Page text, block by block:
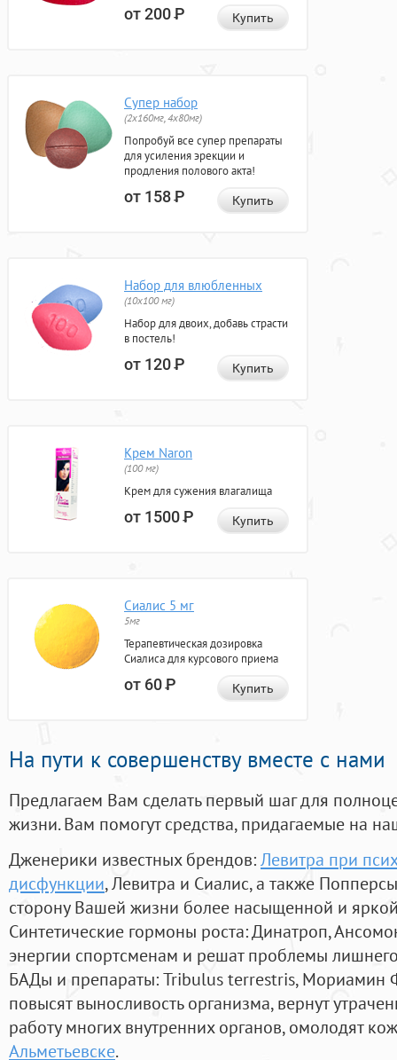
от 200Р Купить
Супер набор
(2х160мг, 4х80мг)
Попробуй все супер препараты
для усиления эрекции и
продления полового акта!
от 158Р Купить
Набор для влюбленных
(10х100 мг)
Набор для двоих, добавь страсти
в постель!
от 120Р Купить
Крем Naron
(100 мг)
Крем для сужения влагалища
от 1500Р Купить
Сиалис 5 мг
5мг
Терапевтическая дозировка
Сиалиса для курсового приема
от 60Р Купить
На пути к совершенству вместе с нами
Предлагаем Вам сделать первый шаг для
жизни. Вам помогут средства, придагаемые на
Дженерики известных брендов:Левитра при
дисфункции, Левитра и Сиалис, а также
сторону Вашей жизни более насыщенной и
Синтетические гормоны роста: Динатроп,
энергии спортсменам и решат проблемы
БАДы и препараты:Tribulus terrestris, Мориамин
повысят выносливость организма, вернут
работу многих внутренних органов, омолодят
Альметьевске.